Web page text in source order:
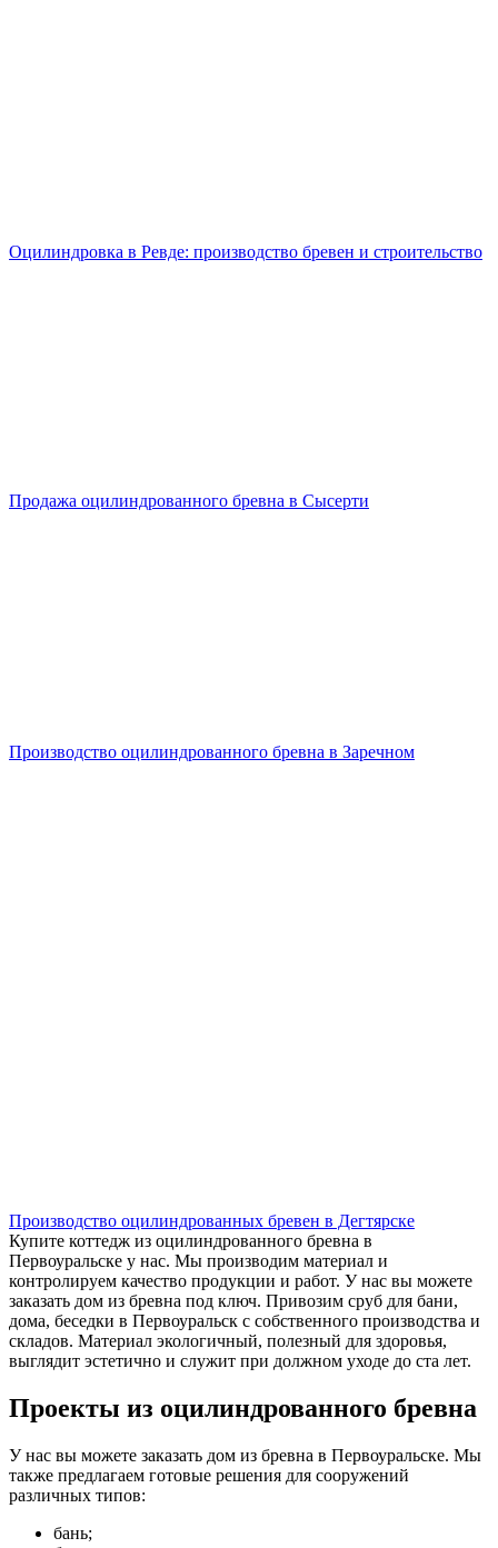
Оцилиндровка в Ревде: производство бревен и строительство
Продажа оцилиндрованного бревна в Сысерти
Производство оцилиндрованного бревна в Заречном
Производство оцилиндрованных бревен в Дегтярске
Купите коттедж из оцилиндрованного бревна в
Первоуральске у нас. Мы производим материал и
контролируем качество продукции и работ. У нас вы можете
заказать дом из бревна под ключ. Привозим сруб для бани,
дома, беседки в Первоуральск с собственного производства и
складов. Материал экологичный, полезный для здоровья,
выглядит эстетично и служит при должном уходе до ста лет.
Проекты из оцилиндрованного бревна
У нас вы можете заказать дом из бревна в Первоуральске. Мы
также предлагаем готовые решения для сооружений
различных типов:
бань;